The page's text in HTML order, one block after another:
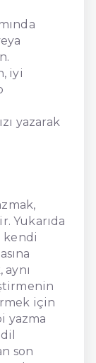
iyi
yazarak
Yukarıda
kendi
için
yazma
son